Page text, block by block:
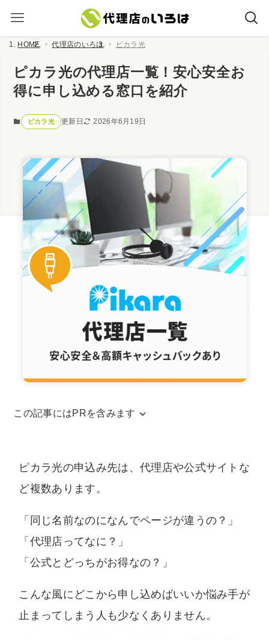
HOME 代理店のいろは ピカラ光
ピカラ光の代理店一覧！安心安全お
得に申し込める窓口を紹介
ピカラ光 更新日 2026年6月19日
この記事にはPRを含みます
トを運営するための費用に充てられています。
また、コンテンツの内容やランキング比較結果
だける情報を提供します。
ピカラ光の申込み先は、代理店や公式サイトな
ど複数あります。
「同じ名前なのになんでページが違うの？」
「代理店ってなに？」
「公式とどっちがお得なの？」
こんな風にどこから申し込めばいいか悩み手が
止まってしまう人も少なくありません。